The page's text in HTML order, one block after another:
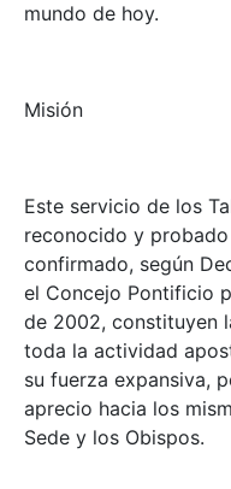
mundo de hoy.
Misión
Este servicio de los
reconocido y
confirmado, según
el Concejo Pontificio
de 2002, constituyen
toda la actividad
su fuerza expansiva,
aprecio hacia los
Sede y los Obispos.